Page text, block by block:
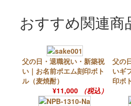
おすすめ関連商
父の日・退職祝い・新築祝
い｜お名前ポエム刻印ボト
ル（麦焼酎）
¥11,000
（税込）
父の
いギ
印ボ